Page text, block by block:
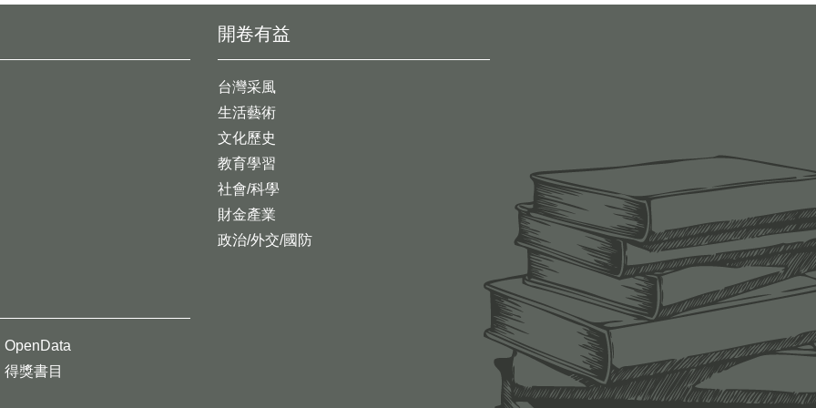
開卷有益
台灣采風
生活藝術
文化歷史
教育學習
社會/科學
財金產業
政治/外交/國防
OpenData
得獎書目